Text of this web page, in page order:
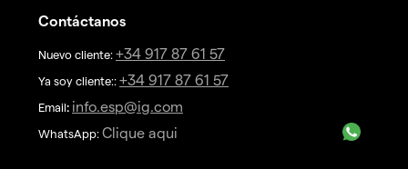
Contáctanos
Nuevo cliente: +34 917 87 61 57
Ya soy cliente:: +34 917 87 61 57
Email: info.esp@ig.com
WhatsApp: Clique aqui